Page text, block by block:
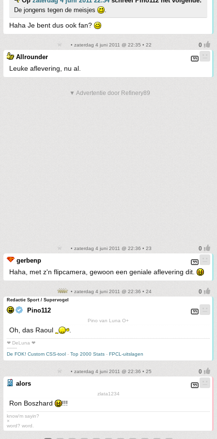
De jongens tegen de meisjes
.
Haha Je bent dus ook fan?
• zaterdag 4 juni 2011 @ 22:35 • 22
Allrounder
Leuke aflevering, nu al.
▼ Advertentie door Refinery89
• zaterdag 4 juni 2011 @ 22:36 • 23
gerbenp
Haha, met z'n flipcamera, gewoon een geniale aflevering dit.
• zaterdag 4 juni 2011 @ 22:36 • 24
Redactie Sport / Supervogel
Pino112
Pino van Luna O+
Oh, das Raoul .
❤ DeLuna ❤
-------
De FOK! Custom CSS-tool - Top 2000 Stats - FPCL-uitslagen
• zaterdag 4 juni 2011 @ 22:36 • 25
alors
zlata1234
Ron Boszhard !!!
know'm sayin?
×
word? word.